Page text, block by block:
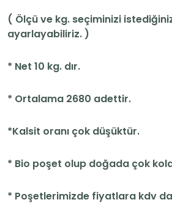
( Ölçü ve kg. seçiminizi
ayarlayabiliriz. )
* Net 10 kg. dır.
* Ortalama 2680 adettir.
*Kalsit oranı çok düşüktür.
* Bio poşet olup doğada çok
* Poşetlerimizde fiyatlara kdv